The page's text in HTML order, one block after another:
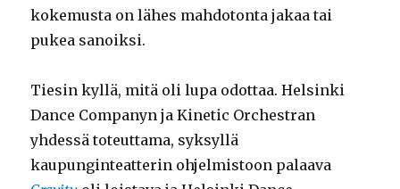
kokemusta on lähes mahdotonta jakaa tai
pukea sanoiksi.
Tiesin kyllä, mitä oli lupa odottaa. Helsinki
Dance Companyn ja Kinetic Orchestran
yhdessä toteuttama, syksyllä
kaupunginteatterin ohjelmistoon palaava